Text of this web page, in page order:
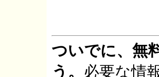
ついでに、無
う。 必要な情